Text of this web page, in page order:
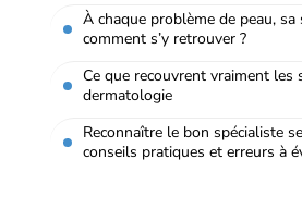
À chaque problème de peau, sa
comment s’y retrouver ?
Ce que recouvrent vraiment les
dermatologie
Reconnaître le bon spécialiste
conseils pratiques et erreurs à